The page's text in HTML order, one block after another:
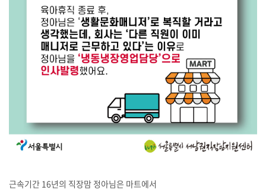
근속기간 16년의 직장맘 정아님은 마트에서